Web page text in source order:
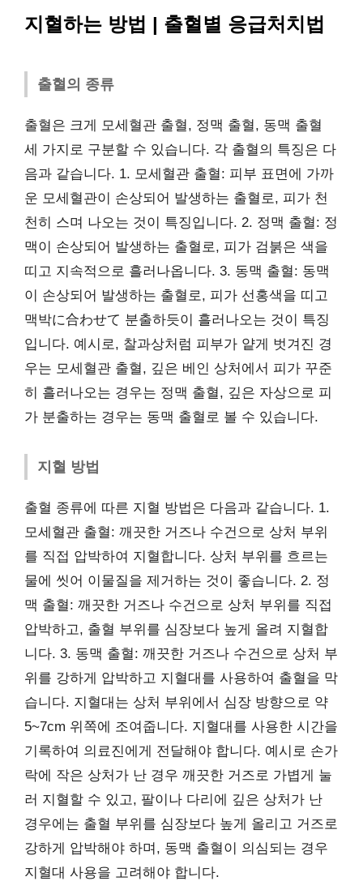
지혈하는 방법 | 출혈별 응급처치법
출혈의 종류
출혈은 크게 모세혈관 출혈, 정맥 출혈, 동맥 출혈
세 가지로 구분할 수 있습니다. 각 출혈의 특징은 다
음과 같습니다. 1. 모세혈관 출혈: 피부 표면에 가까
운 모세혈관이 손상되어 발생하는 출혈로, 피가 천
천히 스며 나오는 것이 특징입니다. 2. 정맥 출혈: 정
맥이 손상되어 발생하는 출혈로, 피가 검붉은 색을
띠고 지속적으로 흘러나옵니다. 3. 동맥 출혈: 동맥
이 손상되어 발생하는 출혈로, 피가 선홍색을 띠고
맥박に合わせて 분출하듯이 흘러나오는 것이 특징
입니다. 예시로, 찰과상처럼 피부가 얕게 벗겨진 경
우는 모세혈관 출혈, 깊은 베인 상처에서 피가 꾸준
히 흘러나오는 경우는 정맥 출혈, 깊은 자상으로 피
가 분출하는 경우는 동맥 출혈로 볼 수 있습니다.
지혈 방법
출혈 종류에 따른 지혈 방법은 다음과 같습니다. 1.
모세혈관 출혈: 깨끗한 거즈나 수건으로 상처 부위
를 직접 압박하여 지혈합니다. 상처 부위를 흐르는
물에 씻어 이물질을 제거하는 것이 좋습니다. 2. 정
맥 출혈: 깨끗한 거즈나 수건으로 상처 부위를 직접
압박하고, 출혈 부위를 심장보다 높게 올려 지혈합
니다. 3. 동맥 출혈: 깨끗한 거즈나 수건으로 상처 부
위를 강하게 압박하고 지혈대를 사용하여 출혈을 막
습니다. 지혈대는 상처 부위에서 심장 방향으로 약
5~7cm 위쪽에 조여줍니다. 지혈대를 사용한 시간을
기록하여 의료진에게 전달해야 합니다. 예시로 손가
락에 작은 상처가 난 경우 깨끗한 거즈로 가볍게 눌
러 지혈할 수 있고, 팔이나 다리에 깊은 상처가 난
경우에는 출혈 부위를 심장보다 높게 올리고 거즈로
강하게 압박해야 하며, 동맥 출혈이 의심되는 경우
지혈대 사용을 고려해야 합니다.